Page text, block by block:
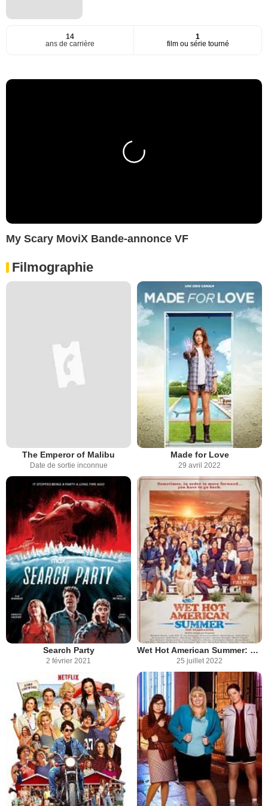
14
ans de carrière
1
film ou série tourné
My Scary MoviX Bande-annonce VF
Filmographie
The Emperor of Malibu
Date de sortie inconnue
Made for Love
29 avril 2022
Search Party
2 février 2021
Wet Hot American Summer: Ten Years Later
25 juillet 2022